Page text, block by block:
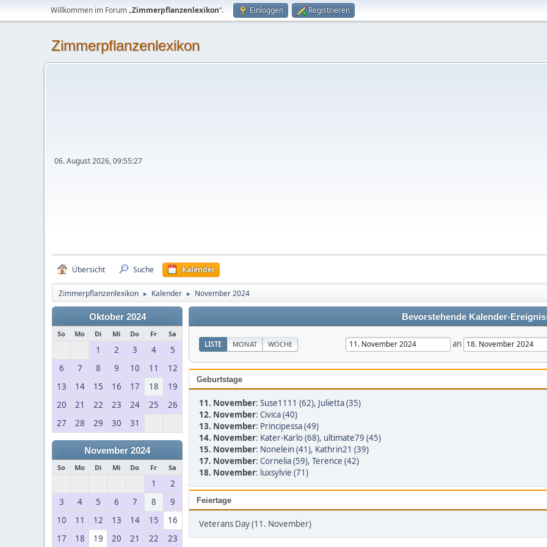
Willkommen im Forum „Zimmerpflanzenlexikon“. Einloggen Registrieren
Zimmerpflanzenlexikon
06. August 2026, 09:55:27
Übersicht Suche Kalender
Zimmerpflanzenlexikon ► Kalender ► November 2024
Oktober 2024
So Mo Di Mi Do Fr Sa
1 2 3 4
5
6
7 8 9 10 11
12
13
14 15 16 17 18
19
20
21 22 23 24 25
26
27
28 29 30 31
November 2024
So Mo Di Mi Do Fr Sa
1
2
3
4 5 6 7 8
9
10
11 12 13 14 15
16
17
18 19 20 21 22 23
Bevorstehende Kalender-
LISTE MONAT WOCHE an
Geburtstage
11. November: Suse1111 (62), Julietta (35)
12. November: Civica (40)
13. November: Principessa (49)
14. November: Kater-Karlo (68), ultimate79 (45)
15. November: Nonelein (41), Kathrin21 (39)
17. November: Cornelia (59), Terence (42)
18. November: luxsylvie (71)
Feiertage
Veterans Day (11. November)